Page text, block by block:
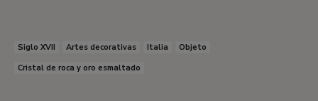
Siglo XVII Artes decorativas Italia
Objeto
Cristal de roca y oro esmaltado